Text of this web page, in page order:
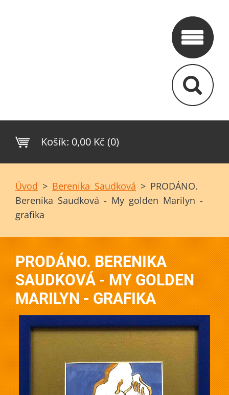
Košík: 0,00 Kč (0)
Úvod > Berenika Saudková > PRODÁNO.
Berenika Saudková - My golden Marilyn -
grafika
PRODÁNO. BERENIKA
SAUDKOVÁ - MY GOLDEN
MARILYN - GRAFIKA